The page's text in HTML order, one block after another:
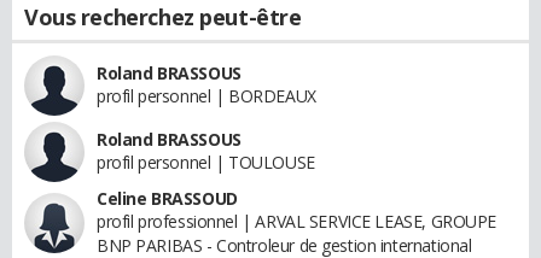
Vous recherchez peut-être
Roland BRASSOUS
profil personnel | BORDEAUX
Roland BRASSOUS
profil personnel | TOULOUSE
Celine BRASSOUD
profil professionnel | ARVAL SERVICE LEASE, GROUPE
BNP PARIBAS - Controleur de gestion international